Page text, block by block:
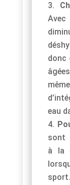
donc
eau
sont
à la